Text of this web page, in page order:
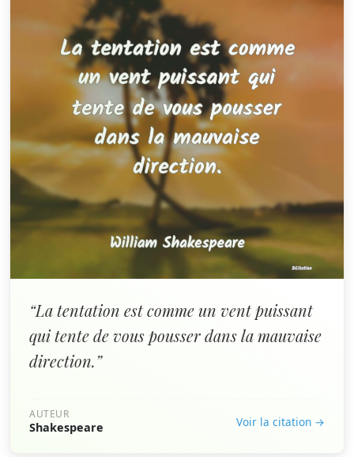
“La tentation est comme un vent puissant
qui tente de vous pousser dans la mauvaise
direction.”
AUTEUR
Shakespeare Voir la citation →